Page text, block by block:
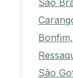
São
São